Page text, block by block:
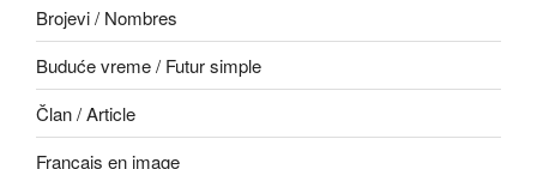
Brojevi / Nombres
Buduće vreme / Futur simple
Član / Article
Français en image